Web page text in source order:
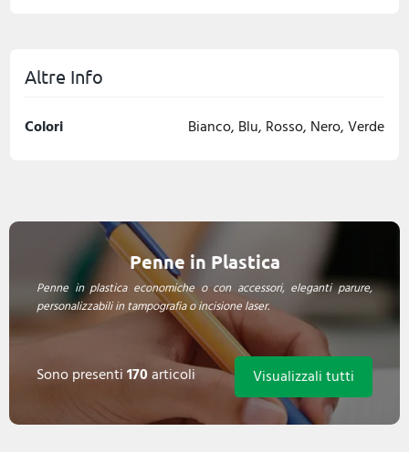
Altre Info
Colori Bianco, Blu, Rosso, Nero, Verde
Penne in Plastica
Penne in plastica economiche o con accessori, eleganti parure,
personalizzabili in tampografia o incisione laser.
Sono presenti170articoli Visualizzali tutti